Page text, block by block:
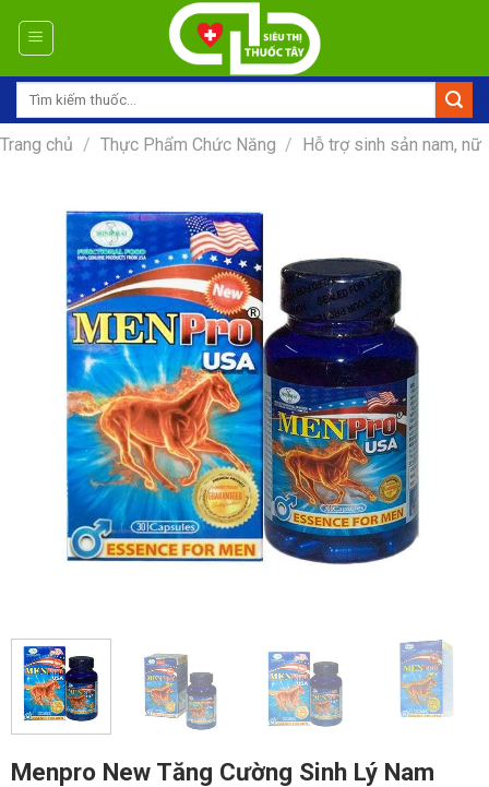
Tìm
Trang chủ / Thực Phẩm Chức Năng / Hỗ trợ sinh sản nam, nữ
Menpro New Tăng Cường Sinh Lý Nam